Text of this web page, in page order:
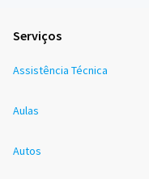
Serviços
Assistência Técnica
Aulas
Autos